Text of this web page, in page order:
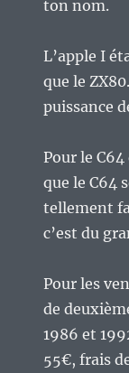
ton nom.
L’apple I
que le
puissance
Pour le
que le C64
tellement
c’est du
Pour les
de
1986 et
55€, frais